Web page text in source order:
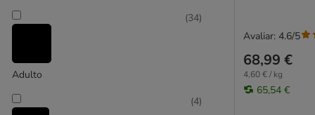
Problemas urinários
Affinity Advance
Adulto
(34)
(4)
68,99 €
4,60 € / kg
65,54 €
Avaliar: 4.6/5